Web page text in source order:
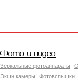
Фото и видео
Зеркальные фотоаппараты
Экшн камеры
Фотовспышки